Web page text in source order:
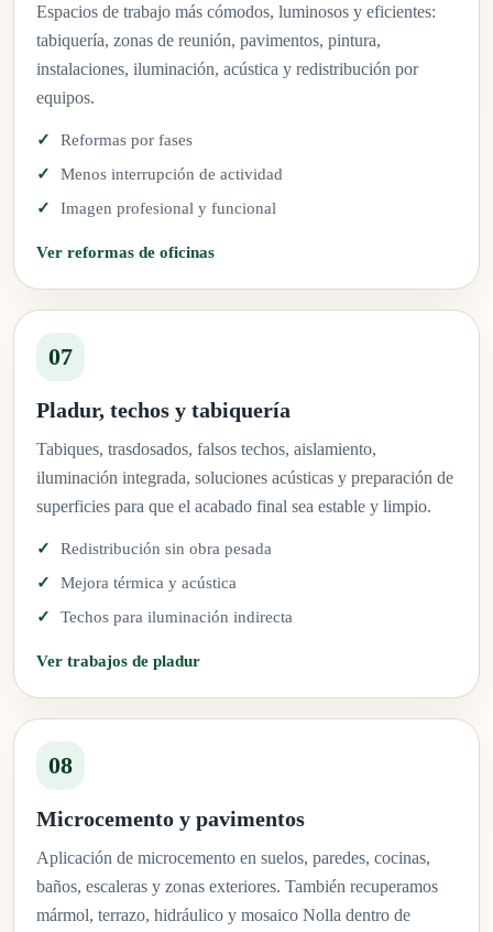
Espacios de trabajo más cómodos, luminosos y eficientes:
tabiquería, zonas de reunión, pavimentos, pintura,
instalaciones, iluminación, acústica y redistribución por
equipos.
Reformas por fases
Menos interrupción de actividad
Imagen profesional y funcional
Ver reformas de oficinas
07
Pladur, techos y tabiquería
Tabiques, trasdosados, falsos techos, aislamiento,
iluminación integrada, soluciones acústicas y preparación de
superficies para que el acabado final sea estable y limpio.
Redistribución sin obra pesada
Mejora térmica y acústica
Techos para iluminación indirecta
Ver trabajos de pladur
08
Microcemento y pavimentos
Aplicación de microcemento en suelos, paredes, cocinas,
baños, escaleras y zonas exteriores. También recuperamos
mármol, terrazo, hidráulico y mosaico Nolla dentro de